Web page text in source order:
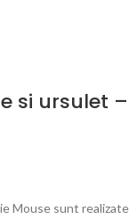
si ursulet –
Mouse sunt realizate